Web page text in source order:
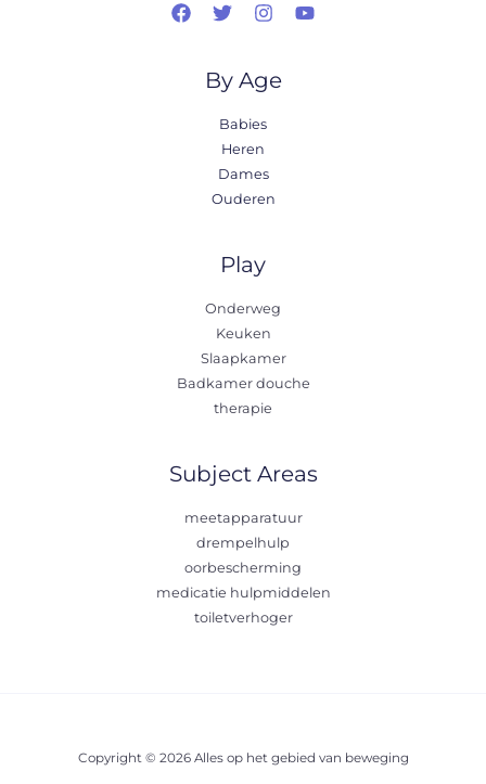
By Age
Babies
Heren
Dames
Ouderen
Play
Onderweg
Keuken
Slaapkamer
Badkamer douche
therapie
Subject Areas
meetapparatuur
drempelhulp
oorbescherming
medicatie hulpmiddelen
toiletverhoger
Copyright © 2026 Alles op het gebied van beweging